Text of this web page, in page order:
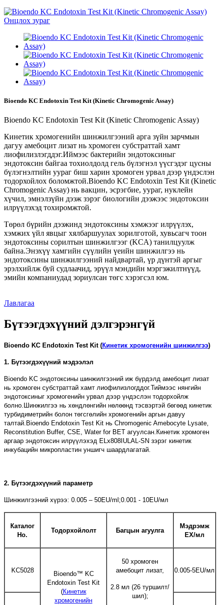
Bioendo KC Endotoxin Test Kit (Kinetic Chromogenic Assay)
Bioendo KC Endotoxin Test Kit (Kinetic Chromogenic Assay)
Кинетик хромогенийн шинжилгээний арга зүйн зарчмын
дагуу амебоцит лизат нь хромоген субстраттай хамт
лиофилизлэгддэг.Иймээс бактерийн эндотоксиныг
эндотоксин байгаа тохиолдолд гель бүлэгнэл үүсгэдэг цусны
бүлэгнэлтийн уураг биш харин хромоген урвал дээр үндэслэн
тодорхойлох боломжтой.Bioendo KC Endotoxin Test Kit (Kinetic
Chromogenic Assay) нь вакцин, эсрэгбие, уураг, нуклейн
хүчил, эмнэлзүйн дээж зэрэг биологийн дээжээс эндотоксин
илрүүлэхэд тохиромжтой.
Төрөл бүрийн дээжинд эндотоксины хэмжээг илрүүлэх,
хэмжих үйл явцыг хялбаршуулах зорилготой, хувьсагч тоон
эндотоксины сорилтын шинжилгээг (KCA) танилцуулж
байна.Энэхүү хамгийн сүүлийн үеийн шинжилгээ нь
эндотоксины шинжилгээний найдвартай, үр дүнтэй аргыг
эрэлхийлж буй судлаачид, эрүүл мэндийн мэргэжилтнүүд,
эмийн компаниудад зориулсан төгс хэрэгсэл юм.
Лавлагаа
Бүтээгдэхүүний дэлгэрэнгүй
Bioendo KC Endotoxin Test Kit (Кинетик хромогенийн шинжилгээ)
1. Бүтээгдэхүүний мэдээлэл
Bioendo KC эндотоксины шинжилгээний иж бүрдэлд амебоцит лизат
нь хромоген субстраттай хамт лиофилизлогддог.Тиймээс нянгийн
эндотоксиныг хромогенийн урвал дээр үндэслэн тодорхойлж
болно.Шинжилгээ нь хөндлөнгийн нөлөөнд тэсвэртэй бөгөөд кинетик
турбидиметрийн болон төгсгөлийн хромогенийн аргын давуу
талтай.Bioendo Endotoxin Test Kit нь Chromogenic Amebocyte Lysate,
Reconstitution Buffer, CSE, Water for BET агуулсан.Кинетик хромоген
аргаар эндотоксин илрүүлэхэд ELx808IULAL-SN зэрэг кинетик
инкубацийн микропластин уншигч шаардлагатай.
2. Бүтээгдэхүүний параметр
Шинжилгээний хүрээ: 0.005 – 50EU/ml;0.001 - 10EU/мл
Каталог
Нo.
Тодорхойлолт Багцын агуулга
Мэдрэмж
ЕХ/мл
KC5028
Bioendo™ KC
Endotoxin Test Kit
(Кинетик
хромогенийн
50 хромоген
амебоцит лизат,
2.8 мл (26 туршилт/
шил);
0.005-5EU/мл